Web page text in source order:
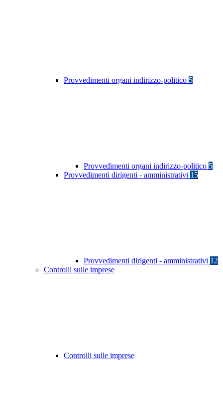
Provvedimenti organi indirizzo-politico 5
Provvedimenti organi indirizzo-politico 5
Provvedimenti dirigenti - amministrativi 15
Provvedimenti dirigenti - amministrativi 12
Controlli sulle imprese
Controlli sulle imprese